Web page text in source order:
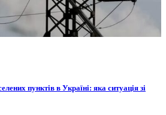
пунктів в Україні: яка ситуація зі